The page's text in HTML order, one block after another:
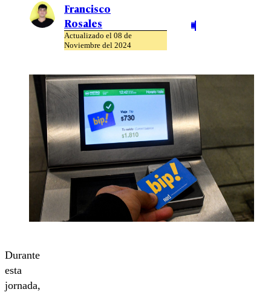
Francisco
Rosales
Actualizado el 08 de
Noviembre del 2024
Durante
esta
jornada,